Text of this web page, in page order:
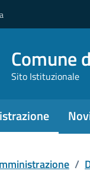
Comune
Sito Istituzionale
/